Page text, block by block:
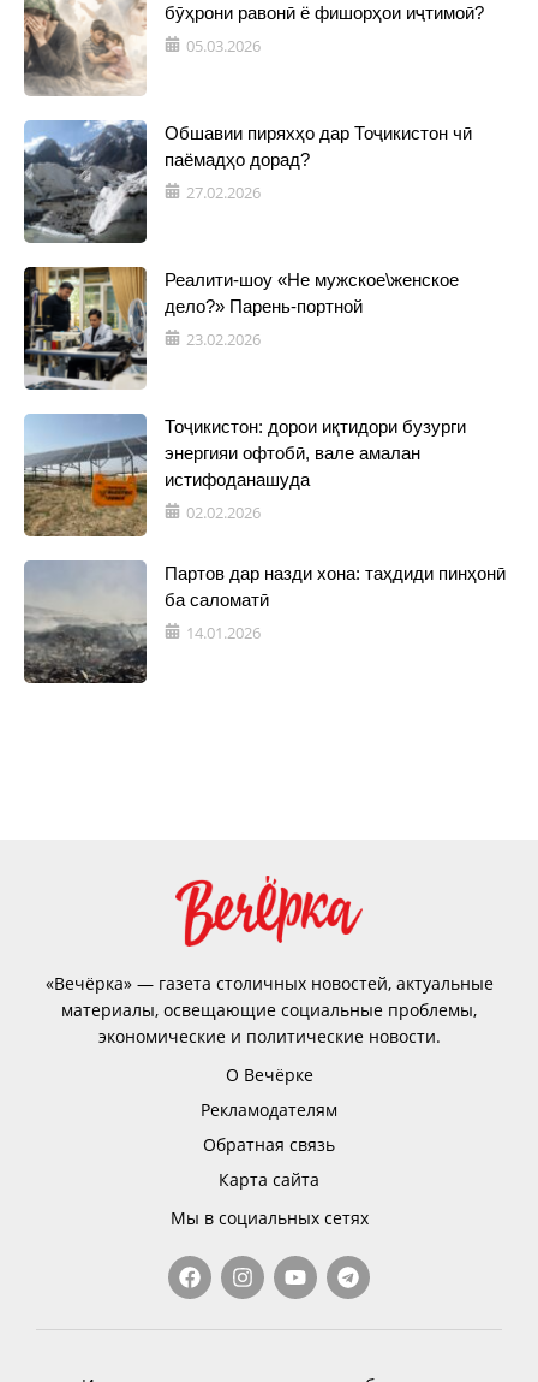
бӯҳрони равонӣ ё фишорҳои иҷтимоӣ?
05.03.2026
Обшавии пиряхҳо дар Тоҷикистон чӣ
паёмадҳо дорад?
27.02.2026
Реалити-шоу «Не мужское\женское
дело?» Парень-портной
23.02.2026
Тоҷикистон: дорои иқтидори бузурги
энергияи офтобӣ, вале амалан
истифоданашуда
02.02.2026
Партов дар назди хона: таҳдиди пинҳонӣ
ба саломатӣ
14.01.2026
«Вечёрка» — газета столичных новостей, актуальные
материалы, освещающие социальные проблемы,
экономические и политические новости.
О Вечёрке
Рекламодателям
Обратная связь
Карта сайта
Мы в социальных сетях